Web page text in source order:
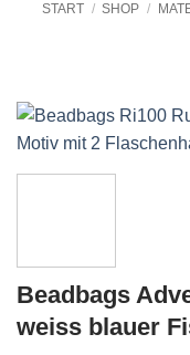
START / SHOP /
Beadbags
weiss blauer